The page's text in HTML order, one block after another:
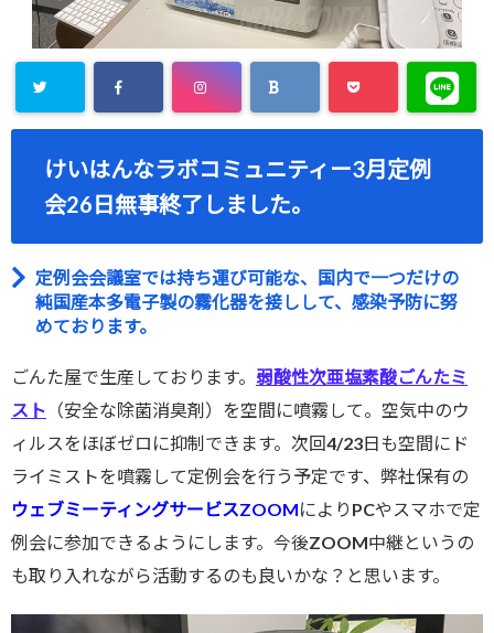
けいはんなラボコミュニティー3月定例
会26日無事終了しました。
定例会会議室では持ち運び可能な、国内で一つだけの
純国産本多電子製の霧化器を接しして、感染予防に努
めております。
ごんた屋で生産しております。 弱酸性次亜塩素酸ごんたミ
スト （安全な除菌消臭剤）を空間に噴霧して。空気中のウ
ィルスをほぼゼロに抑制できます。次回4/23日も空間にド
ライミストを噴霧して定例会を行う予定です、弊社保有の
ウェブミーティングサービスZOOMによりPCやスマホで定
例会に参加できるようにします。今後ZOOM中継というの
も取り入れながら活動するのも良いかな？と思います。